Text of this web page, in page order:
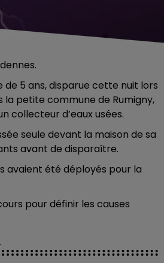
de 5 ans, disparue cette nuit lors
la petite commune de Rumigny,
collecteur d’eaux usées.
seule devant la maison de sa
avant de disparaître.
avaient été déployés pour la
pour définir les causes